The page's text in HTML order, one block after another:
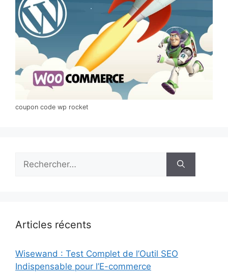
coupon code wp rocket
Articles récents
Wisewand : Test Complet de l’Outil SEO
Indispensable pour l’E-commerce